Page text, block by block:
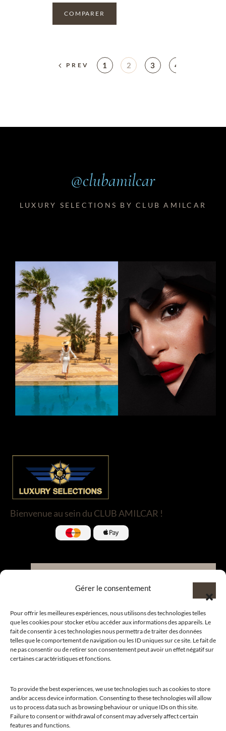
Gérer le consentement
Pour offrir les meilleures expériences, nous utilisons des technologies telles
que les cookies pour stocker et/ou accéder aux informations des appareils. Le
fait de consentir à ces technologies nous permettra de traiter des données
telles que le comportement de navigation ou les ID uniques sur ce site. Le fait de
ne pas consentir ou de retirer son consentement peut avoir un effet négatif sur
certaines caractéristiques et fonctions.
To provide the best experiences, we use technologies such as cookies to store
and/or access device information. Consenting to these technologies will allow
us to process data such as browsing behaviour or unique IDs on this site.
Failure to consent or withdrawal of consent may adversely affect certain
features and functions.
COMPARER
PREV 1 2 3 4
@clubamilcar
LUXURY SELECTIONS BY CLUB AMILCAR
Bienvenue au sein du CLUB AMILCAR !
CLUB.
Suivre nos actualités
Suivre l’actualité de nos marques et celle du CLUB !
Merci de nous suivre